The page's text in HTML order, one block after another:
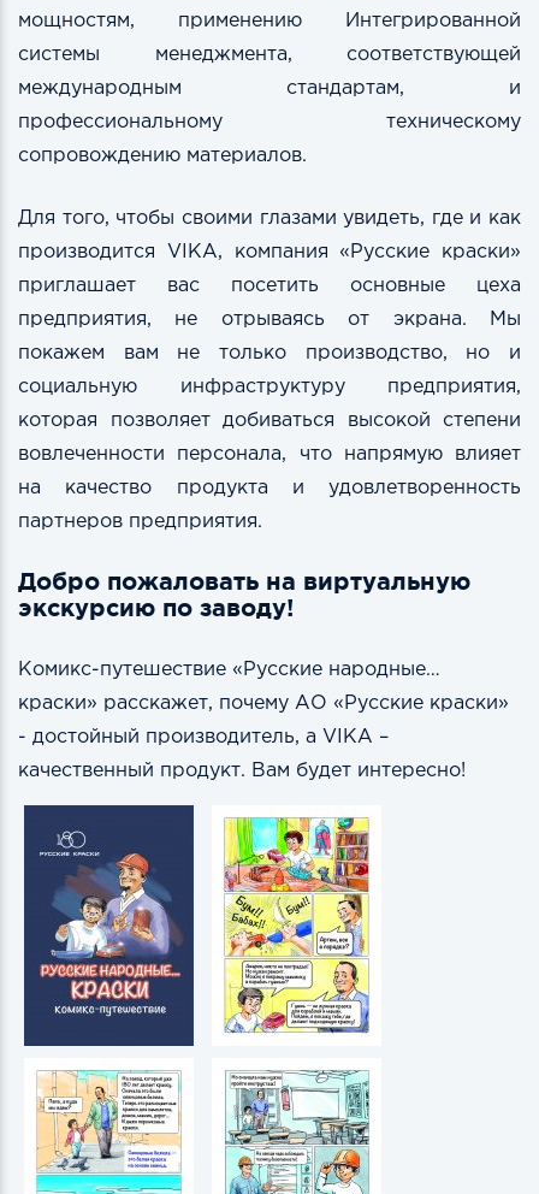
мощностям, применению Интегрированной
системы менеджмента, соответствующей
международным стандартам, и
профессиональному техническому
сопровождению материалов.
Для того, чтобы своими глазами увидеть, где и как
производится VIKA, компания «Русские краски»
приглашает вас посетить основные цеха
предприятия, не отрываясь от экрана. Мы
покажем вам не только производство, но и
социальную инфраструктуру предприятия,
которая позволяет добиваться высокой степени
вовлеченности персонала, что напрямую влияет
на качество продукта и удовлетворенность
партнеров предприятия.
Добро пожаловать на виртуальную
экскурсию по заводу!
Комикс-путешествие «Русские народные…
краски» расскажет, почему АО «Русские краски»
- достойный производитель, а VIKA –
качественный продукт. Вам будет интересно!